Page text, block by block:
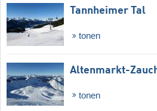
Tannheimer Tal
tonen
Altenmarkt-
tonen